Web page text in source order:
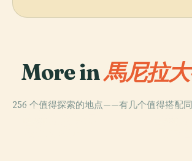
More in馬尼拉
256 个值得探索的地点——有几个值得搭配同
PLACE PLACE